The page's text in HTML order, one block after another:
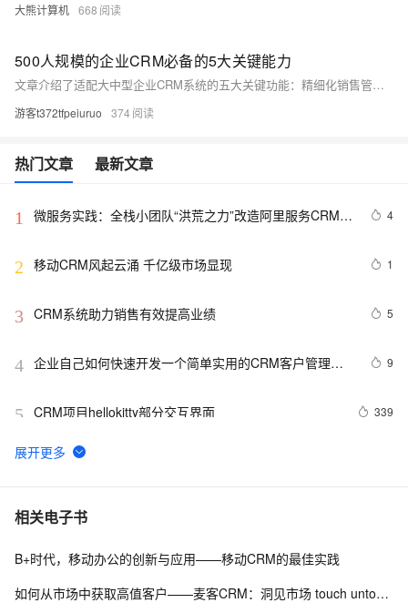
大熊计算机 668
500人规模的企业CRM必备的5大关键能力
文章介绍了适配大中型企业CRM系统的五大关键功能：精细化销售管理、全渠道营销、PaaS定制化、AI应用及生态连接能力。以纷享销客为例，详细解析了其在销售线索管理、行为与流程精细化管理、全渠道获客、灵活定制开发、AI赋能及生态协同等方面的优势。文章指出，在数字经济浪潮下，CRM已成为企业数字化转型的核心工具，通过重构客户运营体系，助力企业提升效率、优化决策并实现可持续增长。
游客t372tfpeiuruo 374
热门文章 最新文章
1
微服务实践：全栈小团队“洪荒之力”改造阿里服务CRM技
4
2 移动CRM风起云涌 千亿级市场显现 1
3 CRM系统助力销售有效提高业绩 5
4 企业自己如何快速开发一个简单实用的CRM客户管理系
9
5 CRM项目hellokitty部分交互界面 339
6 升级版CRM规则发布 四大变化完善信用风险管理机制
7 微软Dynamics ERP&CRM 阿云里迁移
8 CRM系统为企业科学决策护航
相关电子书
B+时代，移动办公的创新与应用——移动CRM的最佳实践
如何从市场中获取高值客户——麦客CRM：洞见市场 touch untouchable